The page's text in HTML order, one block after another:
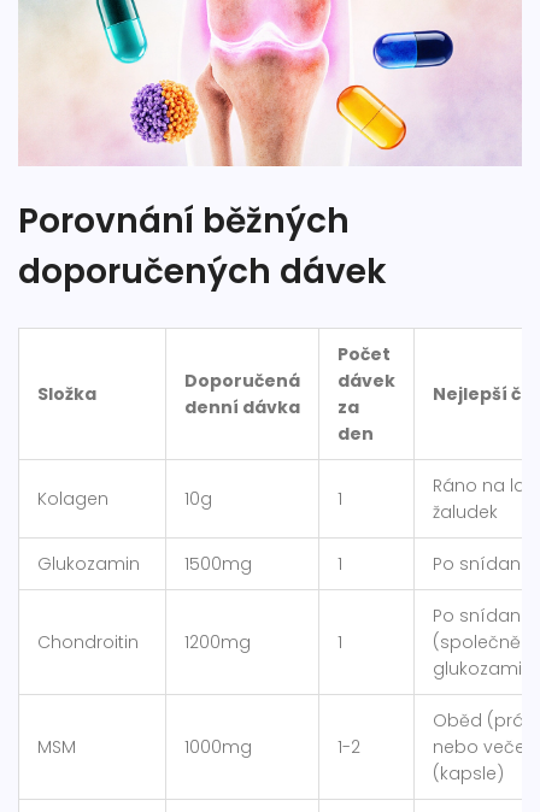
Porovnání běžných
doporučených dávek
Složka
Doporučená
denní dávka
Počet
dávek
za
den
Nejlepší
Kolagen 10g 1
Ráno na
žaludek
Glukozamin 1500mg 1 Po snídani
Chondroitin 1200mg 1
Po snídani
(společně s
MSM 1000mg 1-2
Oběd
nebo večer
(kapsle)